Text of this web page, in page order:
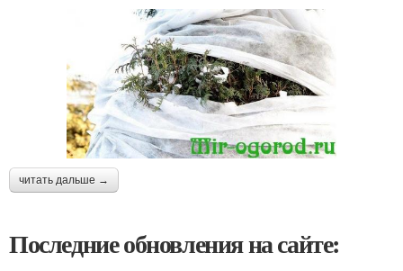
читать дальше →
Последние обновления на сайте: